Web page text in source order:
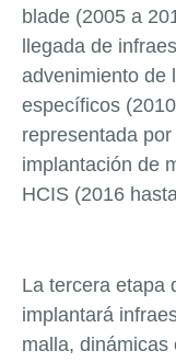
blade (2005 a
llegada de
advenimiento de
específicos
representada
implantación de
HCIS (2016
La tercera etapa
implantará
malla, dinámicas